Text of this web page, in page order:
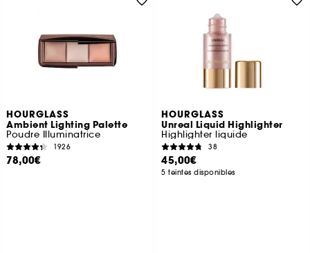
HOURGLASS
Ambient Lighting Palette
Poudre Illuminatrice
1926
78,00€
HOURGLASS
Unreal Liquid Highlighter
Highlighter liquide
38
45,00€
5 teintes disponibles